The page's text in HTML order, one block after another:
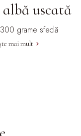
albă uscată
grame sfeclă
mai mult